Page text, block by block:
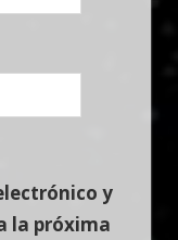
y
la próxima